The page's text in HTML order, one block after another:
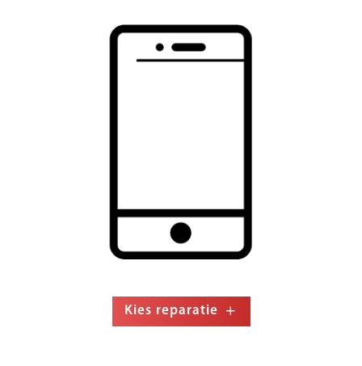
Kies reparatie